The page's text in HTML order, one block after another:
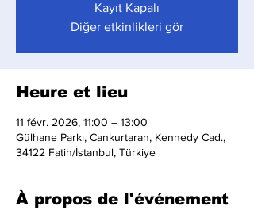
Kayıt Kapalı
Diğer etkinlikleri gör
Heure et lieu
11 févr. 2026, 11:00 – 13:00
Gülhane Parkı, Cankurtaran, Kennedy Cad.,
34122 Fatih/İstanbul, Türkiye
À propos de l'événement